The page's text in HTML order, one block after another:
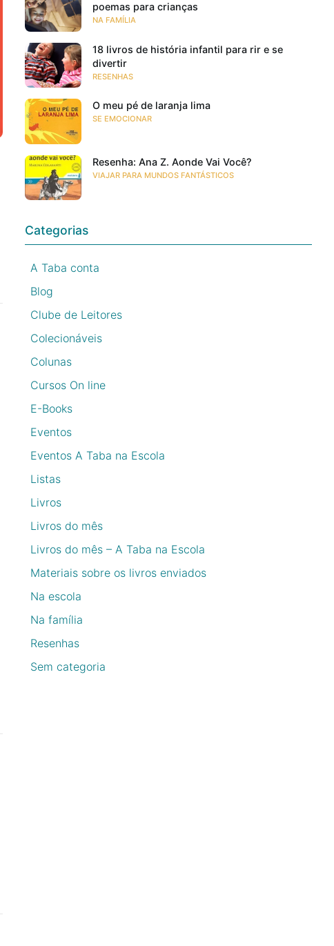
poemas para crianças
NA FAMÍLIA
18 livros de história infantil para rir e se
divertir
RESENHAS
O meu pé de laranja lima
SE EMOCIONAR
Resenha: Ana Z. Aonde Vai Você?
VIAJAR PARA MUNDOS FANTÁSTICOS
Categorias
A Taba conta
Blog
Clube de Leitores
Colecionáveis
Colunas
Cursos On line
E-Books
Eventos
Eventos A Taba na Escola
Listas
Livros
Livros do mês
Livros do mês – A Taba na Escola
Materiais sobre os livros enviados
Na escola
Na família
Resenhas
Sem categoria